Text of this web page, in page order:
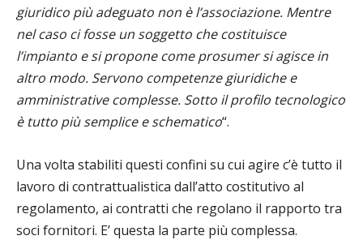
giuridico più adeguato non è l’associazione. Mentre
nel caso ci fosse un soggetto che costituisce
l’impianto e si propone come prosumer si agisce in
altro modo. Servono competenze giuridiche e
amministrative complesse. Sotto il profilo tecnologico
è tutto più semplice e schematico“.
Una volta stabiliti questi confini su cui agire c’è tutto il
lavoro di contrattualistica dall’atto costitutivo al
regolamento, ai contratti che regolano il rapporto tra
soci fornitori. E’ questa la parte più complessa.